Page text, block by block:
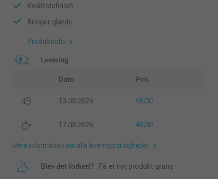
Kvalitetsfinish
Bringer glæde
Produktinfo
Levering
Dato Pris
13.08.2026 98,00
17.08.2026 49,00
Mere information om alle leveringsmuligheder
Blev det forkert? Få et nyt produkt gratis